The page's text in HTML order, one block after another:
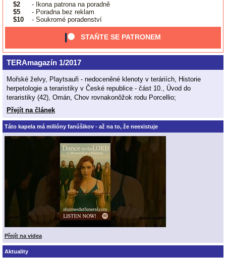
$2
- Ikona patrona na poradně
$5
- Poradna bez reklam
$10
- Soukromé poradenství
STAŇTE SE PATRONEM
TERAmagazín 1/2017
Mořské želvy, Playtsauři - nedoceněné klenoty v teráriích, Historie
herpetologie a teraristiky v České republice - část 10., Úvod do
teraristiky (42), Omán, Chov rovnakonôžok rodu Porcellio;
Přejít na článek
Táto kapela má milióny fanúšikov - až na to, že neexistuje
Přejít na videa
Aktuality